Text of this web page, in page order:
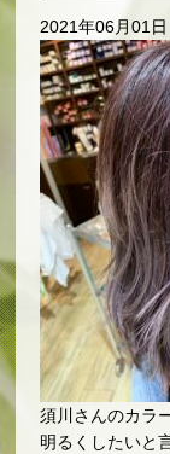
2021年06月01日
須川さんのカラ
明るくしたいと